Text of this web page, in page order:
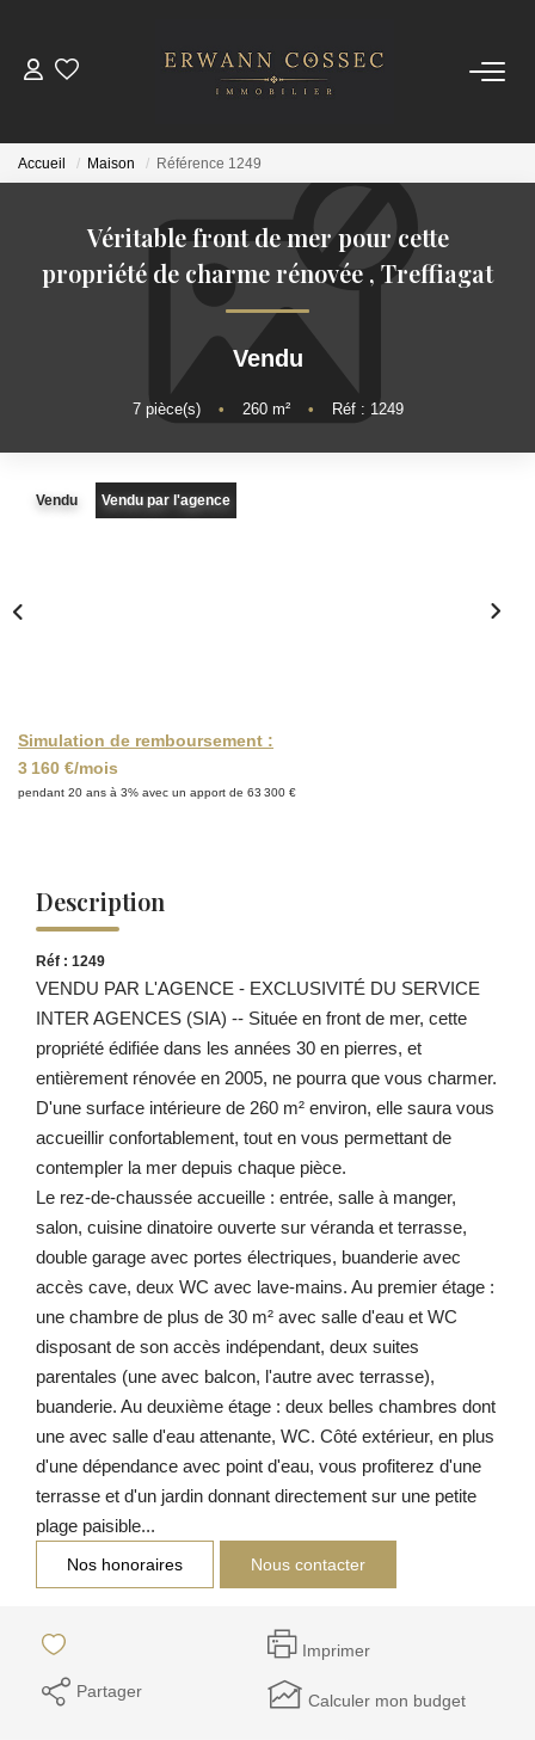
LOUER
ESTIMER
NOTRE AGENCE
CONTACT
Accueil Maison Référence 1249
Véritable front de mer pour cette
propriété de charme rénovée,Treffiagat
Vendu
7pièce(s) • 260m² • Réf : 1249
Vendu Vendu par l'agence
Simulation de remboursement :
3 160 €/mois
pendant 20 ans à 3% avec un apport de 63 300 €
Description
Réf : 1249
VENDU PAR L'AGENCE - EXCLUSIVITÉ DU SERVICE
INTER AGENCES (SIA) -- Située en front de mer, cette
propriété édifiée dans les années 30 en pierres, et
entièrement rénovée en 2005, ne pourra que vous charmer.
D'une surface intérieure de 260 m² environ, elle saura vous
accueillir confortablement, tout en vous permettant de
contempler la mer depuis chaque pièce.
Le rez-de-chaussée accueille : entrée, salle à manger,
salon, cuisine dinatoire ouverte sur véranda et terrasse,
double garage avec portes électriques, buanderie avec
accès cave, deux WC avec lave-mains. Au premier étage :
une chambre de plus de 30 m² avec salle d'eau et WC
disposant de son accès indépendant, deux suites
parentales (une avec balcon, l'autre avec terrasse),
buanderie. Au deuxième étage : deux belles chambres dont
une avec salle d'eau attenante, WC. Côté extérieur, en plus
d'une dépendance avec point d'eau, vous profiterez d'une
terrasse et d'un jardin donnant directement sur une petite
plage paisible...
Nos honoraires Nous contacter
Imprimer
Partager Calculer mon budget